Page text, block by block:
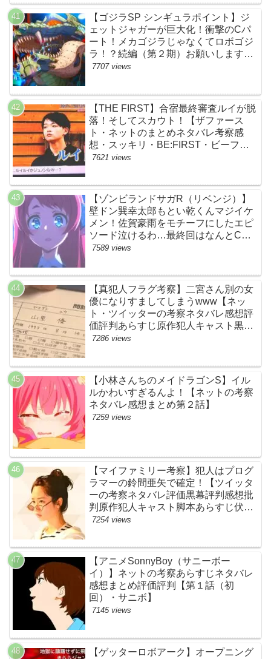
【ゴジラSP シンギュラポイント】ジ
ェットジャガーが巨大化！衝撃のCパ
ート！メカゴジラじゃなくてロボゴジ
ラ！？続編（第２期）お願いします！
【ネットの考察ネタバレ感想まとめ・
7707 views
【THE FIRST】合宿最終審査ルイが脱
落！そしてスカウト！【ザファース
ト・ネットのまとめネタバレ考察感
想・スッキリ・BE:FIRST・ビーファ
ースト】
7621 views
【ゾンビランドサガR（リベンジ）】
壁ドン巽幸太郎もとい乾くんマジイケ
メン！佐賀豪雨をモチーフにしたエピ
ソード泣けるわ…最終回はなんとCM
なし27分ノンストップ放送！すごすぎ
7589 views
【真犯人フラグ考察】二宮さん別の女
優になりすましてしまうwww【ネッ
ト・ツイッターの考察ネタバレ感想評
価評判あらすじ原作犯人キャスト黒幕
伏線まとめ・山里亮太・蒼井優】
7286 views
【小林さんちのメイドラゴンS】イル
ルかわいすぎるんよ！【ネットの考察
ネタバレ感想まとめ第２話】
7259 views
【マイファミリー考察】犯人はプログ
ラマーの鈴間亜矢で確定！【ツイッタ
ーの考察ネタバレ評価黒幕評判感想批
判原作犯人キャスト脚本あらすじ伏線
まとめ・藤間爽子】
7254 views
【アニメSonnyBoy（サニーボー
イ）】ネットの考察あらすじネタバレ
感想まとめ評価評判【第１話（初
回）・サニボ】
7145 views
【ゲッターロボアーク】オープニング